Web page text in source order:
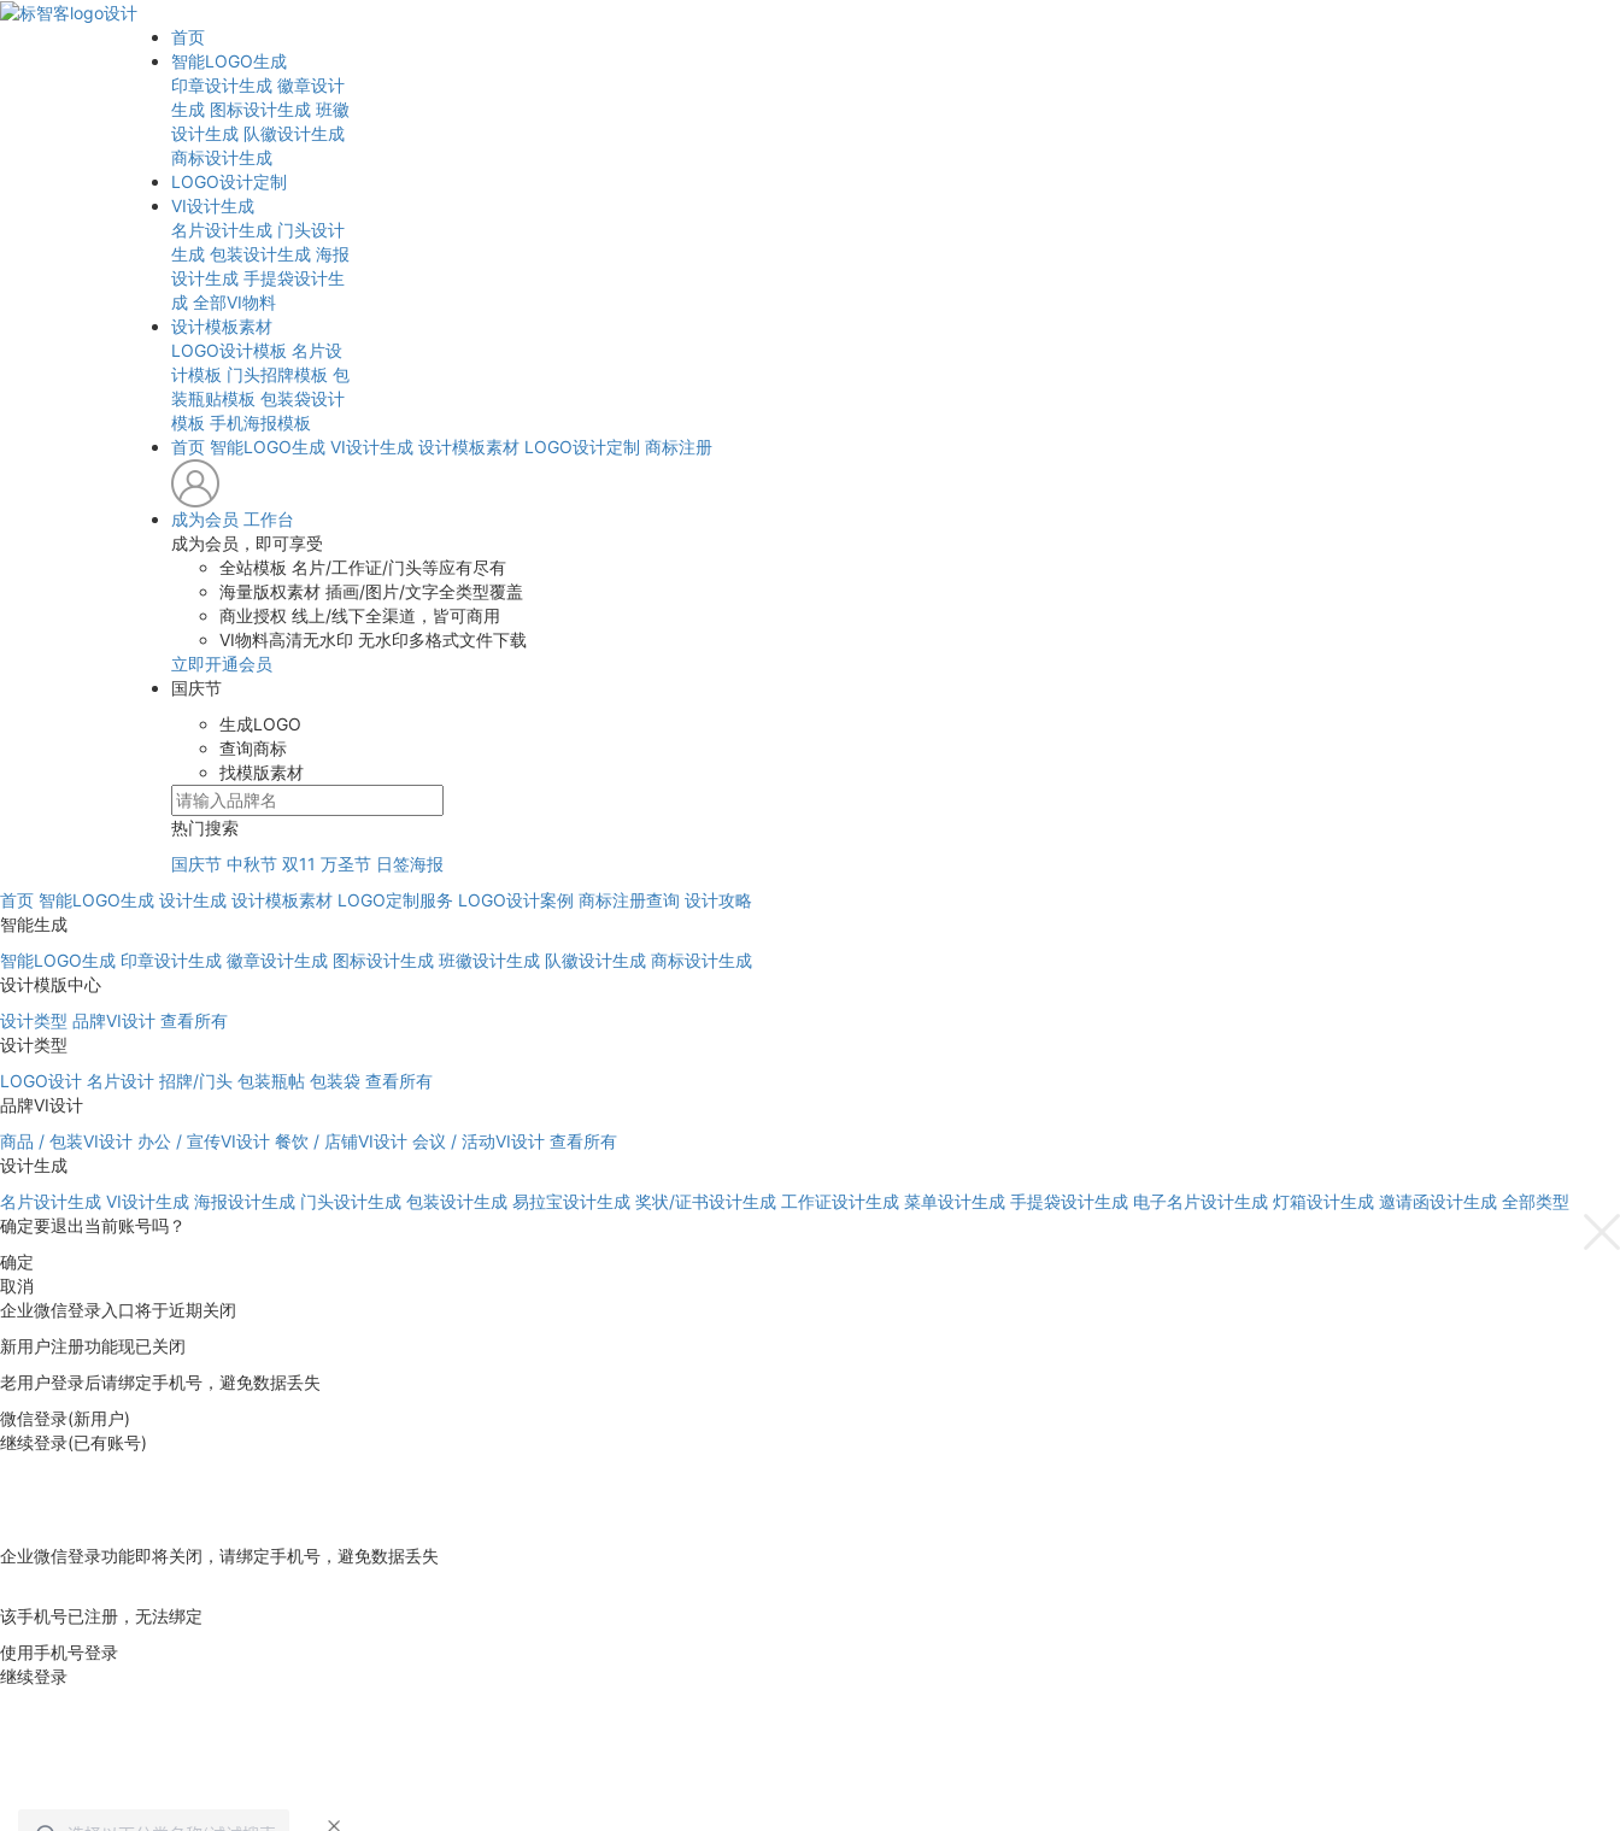
首页
智能LOGO生成
印章设计生成 徽章设计
生成 图标设计生成 班徽
设计生成 队徽设计生成
商标设计生成
LOGO设计定制
VI设计生成
名片设计生成 门头设计
生成 包装设计生成 海报
设计生成 手提袋设计生
成 全部VI物料
设计模板素材
LOGO设计模板 名片设
计模板 门头招牌模板 包
装瓶贴模板 包装袋设计
模板 手机海报模板
首页 智能LOGO生成 VI设计生成 设计模板素材 LOGO设计定制 商标注册
成为会员 工作台
成为会员，即可享受
全站模板 名片/工作证/门头等应有尽有
海量版权素材 插画/图片/文字全类型覆盖
商业授权 线上/线下全渠道，皆可商用
VI物料高清无水印 无水印多格式文件下载
立即开通会员
国庆节
生成LOGO
查询商标
找模版素材
热门搜索
国庆节 中秋节 双11 万圣节 日签海报
首页 智能LOGO生成 设计生成 设计模板素材 LOGO定制服务 LOGO设计案例 商标注册查询 设计攻略
智能生成
智能LOGO生成 印章设计生成 徽章设计生成 图标设计生成 班徽设计生成 队徽设计生成 商标设计生成
设计模版中心
设计类型 品牌VI设计 查看所有
设计类型
LOGO设计 名片设计 招牌/门头 包装瓶帖 包装袋 查看所有
品牌VI设计
商品 / 包装VI设计 办公 / 宣传VI设计 餐饮 / 店铺VI设计 会议 / 活动VI设计 查看所有
设计生成
名片设计生成 VI设计生成 海报设计生成 门头设计生成 包装设计生成 易拉宝设计生成 奖状/证书设计生成 工作证设计生成 菜单设计生成 手提袋设计生成 电子名片设计生成 灯箱设计生成 邀请函设计生成 全部类型
确定要退出当前账号吗？
确定
取消
企业微信登录入口将于近期关闭
新用户注册功能现已关闭
老用户登录后请绑定手机号，避免数据丢失
微信登录(新用户)
继续登录(已有账号)
企业微信登录功能即将关闭，请绑定手机号，避免数据丢失
该手机号已注册，无法绑定
使用手机号登录
继续登录